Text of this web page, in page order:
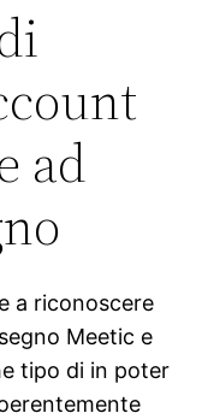
ad
a riconoscere
Meetic e
tipo di in poter